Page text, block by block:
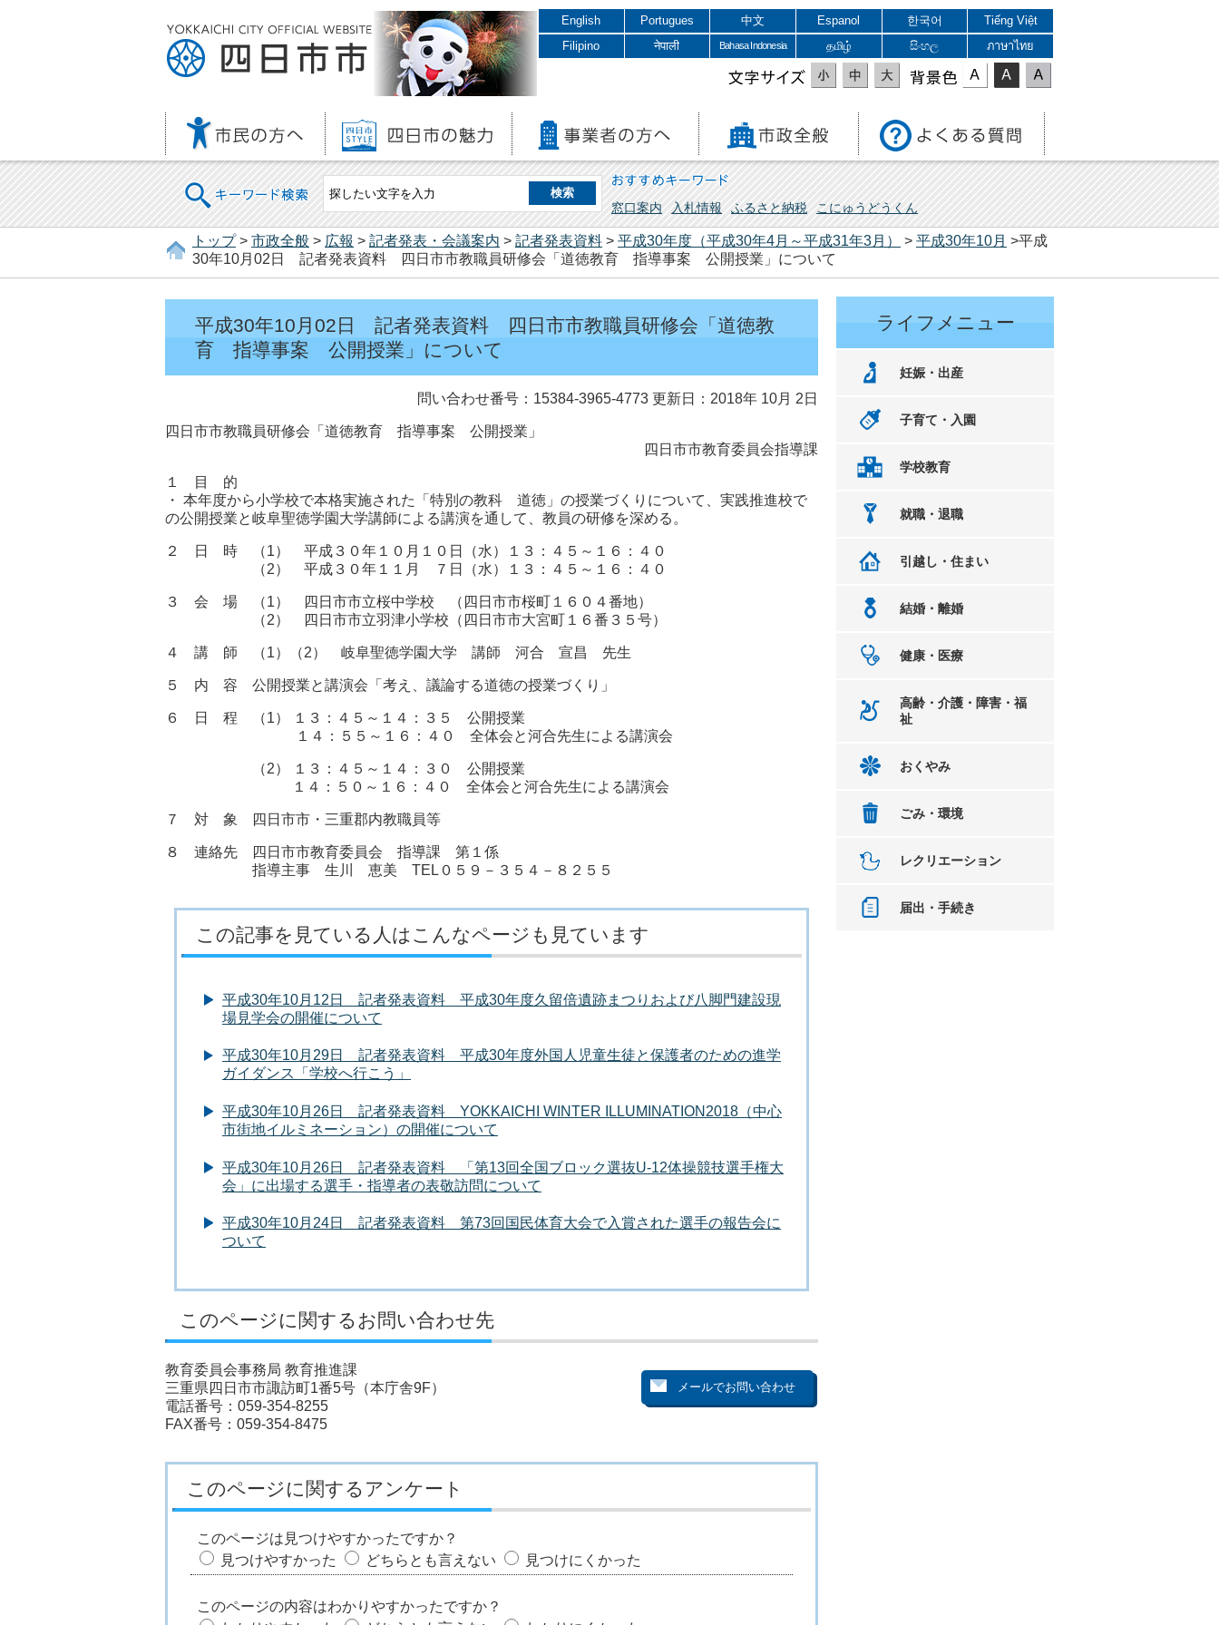
English Portugues 中文 Espanol 한국어
Tiếng Việt
Filipino
नेपाली Bahasa Indonesia தமிழ் සිංහල ภาษาไทย
文字サイズ 表示色
キーワード検索 おすすめキーワード
窓口案内 入札情報 ふるさと納税 こにゅうどうくん
トップ> 市政全般 > 広報 > 記者発表・会議案内 > 記者発表資料 > 平成30年度（平成30年4月～平成31年3月） > 平成30年10月 >平成
30年10月02日 記者発表資料 四日市市教職員研修会「道徳教育 指導事案 公開授業」について
平成30年10月02日 記者発表資料 四日市市教職員研修会「道徳教
育 指導事案 公開授業」について
問い合わせ番号：15384-3965-4773 更新日：2018年 10月 2日
四日市市教職員研修会「道徳教育 指導事案 公開授業」
四日市市教育委員会指導課
１ 目 的
・ 本年度から小学校で本格実施された「特別の教科 道徳」の授業づくりについて、実践推進校で
の公開授業と岐阜聖徳学園大学講師による講演を通して、教員の研修を深める。
２ 日 時 （1） 平成３０年１０月１０日（水）１３：４５～１６：４０
（2） 平成３０年１１月 ７日（水）１３：４５～１６：４０
３ 会 場 （1） 四日市市立桜中学校 （四日市市桜町１６０４番地）
（2） 四日市市立羽津小学校（四日市市大宮町１６番３５号）
４ 講 師 （1）（2） 岐阜聖徳学園大学 講師 河合 宣昌 先生
５ 内 容 公開授業と講演会「考え、議論する道徳の授業づくり」
６ 日 程 （1） １３：４５～１４：３５ 公開授業
１４：５５～１６：４０ 全体会と河合先生による講演会
（2） １３：４５～１４：３０ 公開授業
１４：５０～１６：４０ 全体会と河合先生による講演会
７ 対 象 四日市市・三重郡内教職員等
８ 連絡先 四日市市教育委員会 指導課 第１係
指導主事 生川 恵美 TEL０５９－３５４－８２５５
この記事を見ている人はこんなページも見ています
平成30年10月12日 記者発表資料 平成30年度久留倍遺跡まつりおよび八脚門建設現
場見学会の開催について
平成30年10月29日 記者発表資料 平成30年度外国人児童生徒と保護者のための進学
ガイダンス「学校へ行こう」
平成30年10月26日 記者発表資料 YOKKAICHI WINTER ILLUMINATION2018（中心
市街地イルミネーション）の開催について
平成30年10月26日 記者発表資料 「第13回全国ブロック選抜U-12体操競技選手権大
会」に出場する選手・指導者の表敬訪問について
平成30年10月24日 記者発表資料 第73回国民体育大会で入賞された選手の報告会に
ついて
このページに関するお問い合わせ先
教育委員会事務局 教育推進課
三重県四日市市諏訪町1番5号（本庁舎9F）
電話番号：059-354-8255
FAX番号：059-354-8475
このページに関するアンケート
このページは見つけやすかったですか？
見つけやすかった
どちらとも言えない 見つけにくかった
このページの内容はわかりやすかったですか？
ライフメニュー
妊娠・出産
子育て・入園
学校教育
就職・退職
引越し・住まい
結婚・離婚
健康・医療
高齢・介護・障害・福
祉
おくやみ
ごみ・環境
レクリエーション
届出・手続き